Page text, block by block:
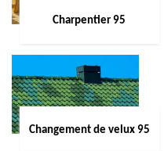
Charpentier 95
Changement de velux 95